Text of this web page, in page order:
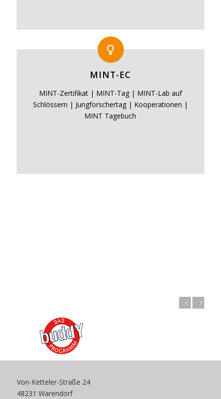
MINT-EC
MINT-Zertifikat | MINT-Tag | MINT-Lab auf
Schlössern | Jungforschertag | Kooperationen |
MINT Tagebuch
Von-Ketteler-Straße 24
48231 Warendorf